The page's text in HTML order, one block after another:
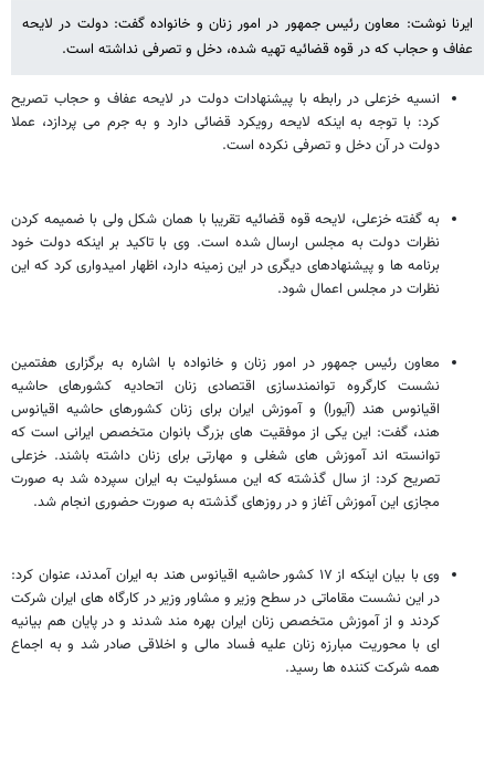
ایرنا نوشت: معاون رئیس جمهور در امور زنان و خانواده گفت: دولت در لایحه
عفاف و حجاب که در قوه قضائیه تهیه شده، دخل و تصرفی نداشته است.
انسیه خزعلی در رابطه با پیشنهادات دولت در لایحه عفاف و حجاب تصریح
کرد: با توجه به اینکه لایحه رویکرد قضائی دارد و به جرم می پردازد، عملا
دولت در آن دخل و تصرفی نکرده است.
به گفته خزعلی، لایحه قوه قضائیه تقریبا با همان شکل ولی با ضمیمه کردن
نظرات دولت به مجلس ارسال شده است. وی با تاکید بر اینکه دولت خود
برنامه ها و پیشنهادهای دیگری در این زمینه دارد، اظهار امیدواری کرد که این
نظرات در مجلس اعمال شود.
معاون رئیس جمهور در امور زنان و خانواده با اشاره به برگزاری هفتمین
نشست کارگروه توانمندسازی اقتصادی زنان اتحادیه کشورهای حاشیه
اقیانوس هند (آیورا) و آموزش ایران برای زنان کشورهای حاشیه اقیانوس
هند، گفت: این یکی از موفقیت های بزرگ بانوان متخصص ایرانی است که
توانسته اند آموزش های شغلی و مهارتی برای زنان داشته باشند. خزعلی
تصریح کرد: از سال گذشته که این مسئولیت به ایران سپرده شد به صورت
مجازی این آموزش آغاز و در روزهای گذشته به صورت حضوری انجام شد.
وی با بیان اینکه از ۱۷ کشور حاشیه اقیانوس هند به ایران آمدند، عنوان کرد:
در این نشست مقاماتی در سطح وزیر و مشاور وزیر در کارگاه های ایران شرکت
کردند و از آموزش متخصص زنان ایران بهره مند شدند و در پایان هم بیانیه
ای با محوریت مبارزه زنان علیه فساد مالی و اخلاقی صادر شد و به اجماع
همه شرکت کننده ها رسید.